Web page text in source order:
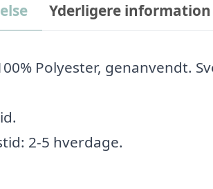
Yderligere information
Polyester, genanvendt.
2-5 hverdage.